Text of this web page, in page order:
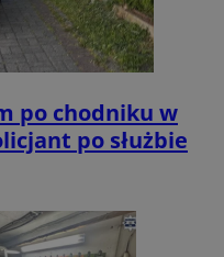
po chodniku w
po służbie